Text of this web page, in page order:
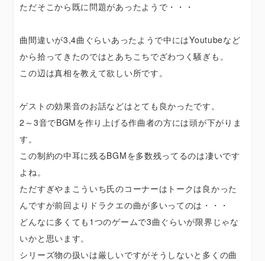
ただそこから既に問題があったようで・・・
曲間違いが3,4曲ぐらいあったようで中にはYoutubeなど
から拾ってきたのではとあちこちでざわつく騒ぎも。
この辺は真相を教えて欲しい所です。
ゲストの効果音のお話などはとても良かったです。
2～3音でBGMを作り上げる作曲者の方には頭が下がりま
す。
この制約の中耳に残るBGMを多数残ってるのは凄いです
よね。
ただすぎやまこういち氏のコーナーはトークは良かった
んですが前回よりドラクエの曲が多いってのは・・・
どんなに多くても1つのゲームで3曲ぐらいが限界じゃな
いかと思います。
シリーズ物の扱いは厳しいですがそうしないと多くの曲